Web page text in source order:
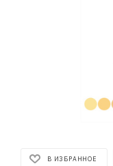
В ИЗБРАННОЕ